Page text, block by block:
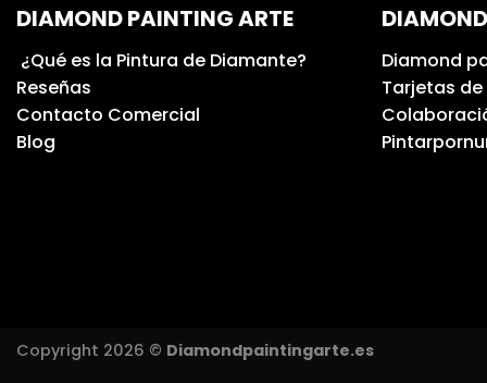
DIAMOND PAINTING ARTE
¿Qué es la Pintura de Diamante?
Reseñas
Contacto Comercial
Blog
Diamond
Tarjetas de
Copyright 2026 © Diamondpaintingarte.es